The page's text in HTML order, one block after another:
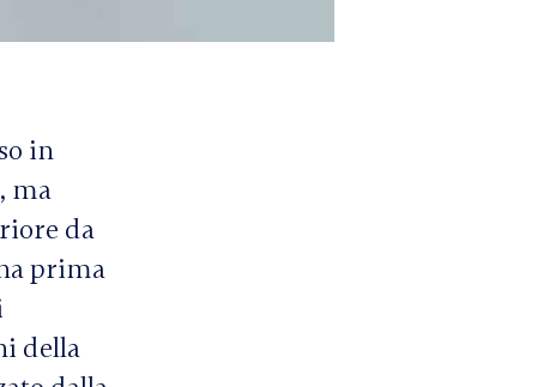
in
ma
da
prima
della